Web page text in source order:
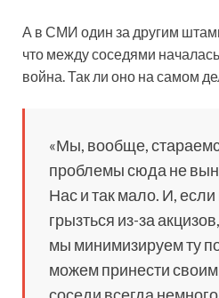
А в СМИ один за другим
что между соседями
война. Так ли оно на самом
«Мы, вообще,
проблемы сюда не
Нас и так мало. И,
грызться из-за акцизов,
мы минимизируем ту
можем принести